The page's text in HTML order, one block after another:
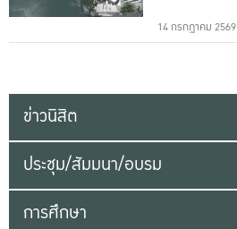
14 กรกฎาคม 2569
ข่าวนิสิต
ประชุม/สัมมนา/อบรม
การศึกษา